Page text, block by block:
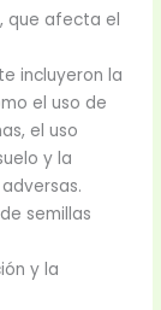
que afecta el
incluyeron la
el uso de
el uso
y la
semillas
y la